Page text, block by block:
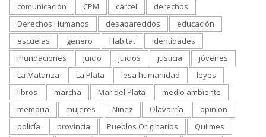
comunicación
CPM cárcel
derechos
Derechos Humanos
desaparecidos
educación
escuelas
genero Habitat
identidades
inundaciones
juicio juicios justicia
jóvenes
La Matanza
La Plata lesa humanidad
leyes
libros
marcha Mar del Plata
medio ambiente
memoria
mujeres Niñez Olavarría
opinion
policía
provincia Pueblos Originarios
Quilmes